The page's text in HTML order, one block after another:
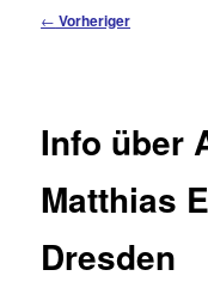
Beitragsnavigation
← Vorheriger
Info über
Matthias
Dresden